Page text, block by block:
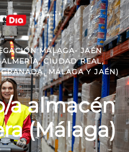
MÁLAGA- JAÉN
CIUDAD REAL,
MÁLAGA Y JAÉN)
a almacén
(Málaga)